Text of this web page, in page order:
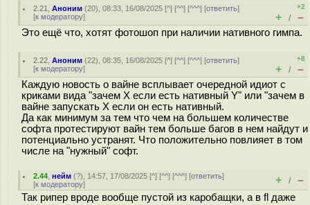
2.21 ,Аноним (20), 08:33, 16/08/2025 [^] [^^] [^^^] [ответить]
[к модератору]
+2
+ / –
Это ещё что, хотят фотошоп при наличии нативного гимпа.
2.22 ,Аноним (22), 08:35, 16/08/2025 [^] [^^] [^^^] [ответить]
[к модератору]
+8
+ / –
Каждую новость о вайне всплывает очередной идиот с
криками вида "зачем Х если есть нативный Y" или "зачем в
вайне запускать Х если он есть нативный.
Да как минимум за тем что чем на большем количестве
софта протестируют вайн тем больше багов в нем найдут и
потенциально устранят. Что положительно повлияет в том
числе на "нужный" софт.
2.44 ,нейм (?), 14:57, 17/08/2025 [^] [^^] [^^^] [ответить]
[к модератору] + / –
Так рипер вроде вообще пустой из каробащки, а в fl даже